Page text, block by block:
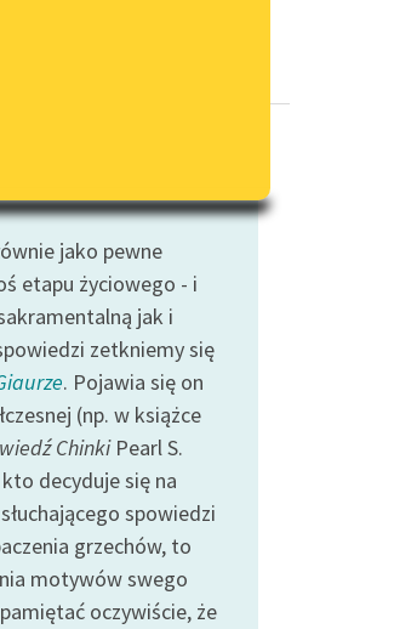
dostępności
jako pewne
etapu życiowego - i
jak i
zetkniemy się
. Pojawia się on
(np. w książce
ChinkiPearl S.
decyduje się na
spowiedzi
grzechów, to
motywów swego
oczywiście, że